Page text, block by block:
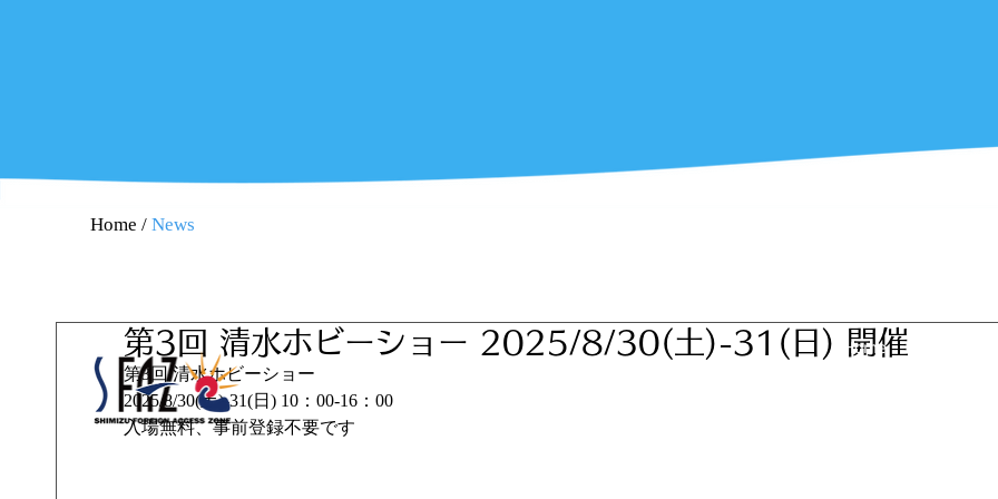
Home
Home / News
第3回 清水ホビーショー 2025/8/30(土)-31(日) 開催
第3回 清水ホビーショー
2025/8/30(土)-31(日) 10：00-16：00
入場無料、事前登録不要です